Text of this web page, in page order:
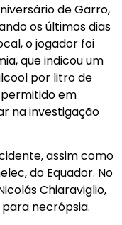
de Garro,
os últimos dias
o jogador foi
que indicou um
por litro de
em
na investigação
assim como
do Equador. No
Chiaraviglio,
necrópsia.